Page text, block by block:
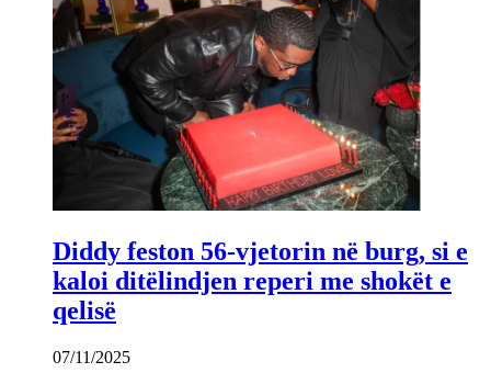
Diddy feston 56-vjetorin në burg, si e
kaloi ditëlindjen reperi me shokët e
qelisë
07/11/2025